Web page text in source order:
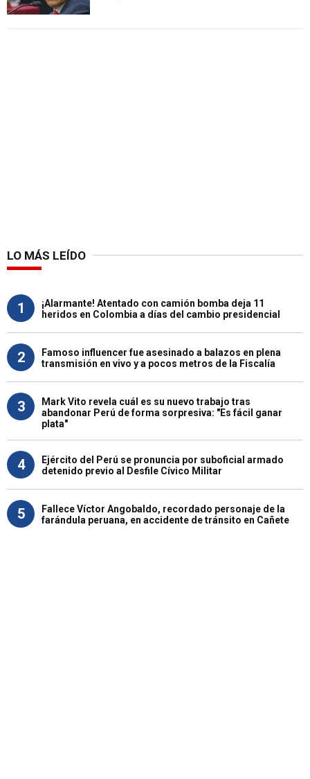
LO MÁS LEÍDO
1
¡Alarmante! Atentado con camión bomba deja 11
heridos en Colombia a días del cambio presidencial
2
Famoso influencer fue asesinado a balazos en plena
transmisión en vivo y a pocos metros de la Fiscalía
3
Mark Vito revela cuál es su nuevo trabajo tras
abandonar Perú de forma sorpresiva: "Es fácil ganar
plata"
4
Ejército del Perú se pronuncia por suboficial armado
detenido previo al Desfile Cívico Militar
5
Fallece Víctor Angobaldo, recordado personaje de la
farándula peruana, en accidente de tránsito en Cañete